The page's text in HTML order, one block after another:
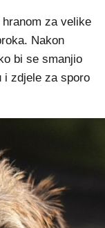
za velike
Nakon
bi se smanjio
i zdjele za sporo